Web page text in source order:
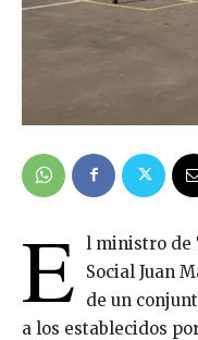
E l ministro de
Social Juan
de un
a los establecidos